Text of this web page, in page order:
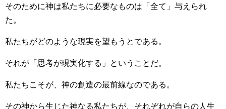
そのために神は私たちに必要なものは「全て」与えられ
た。
私たちがどのような現実を望もうとである。
それが「思考が現実化する」ということだ。
私たちこそが、神の創造の最前線なのである。
その神から生じた神なる私たちが、それぞれが自らの人生